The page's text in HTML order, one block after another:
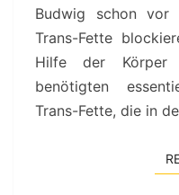
Budwig schon vor
Trans-Fette
Hilfe der
benötigten
Trans-Fette, die in